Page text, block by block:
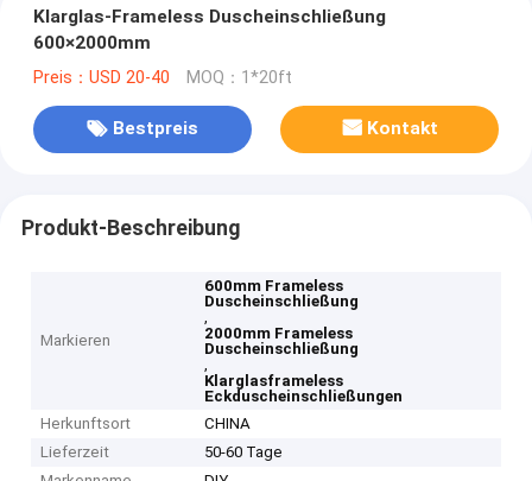
Klarglas-Frameless Duscheinschließung
600×2000mm
Preis：USD 20-40 MOQ：1*20ft
Bestpreis Kontakt
Produkt-Beschreibung
Markieren
600mm Frameless
Duscheinschließung
,
2000mm Frameless
Duscheinschließung
,
Klarglasframeless
Eckduscheinschließungen
Herkunftsort
CHINA
Lieferzeit
50-60 Tage